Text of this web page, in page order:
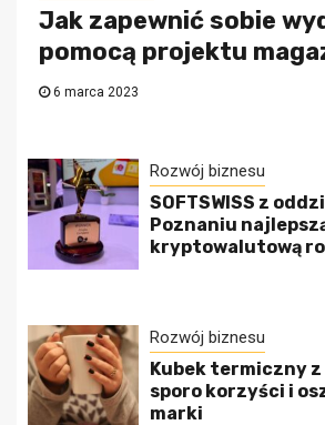
Jak zapewnić sobie
pomocą projektu
6 marca 2023
Rozwój biznesu
SOFTSWISS z
Poznaniu
kryptowalutową
Rozwój biznesu
Kubek termiczny z
sporo korzyści i
marki